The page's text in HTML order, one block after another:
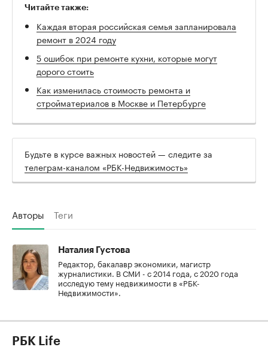
Читайте также:
Каждая вторая российская семья запланировала
ремонт в 2024 году
5 ошибок при ремонте кухни, которые могут
дорого стоить
Как изменилась стоимость ремонта и
стройматериалов в Москве и Петербурге
Будьте в курсе важных новостей — следите за
телеграм-каналом «РБК-Недвижимость»
Авторы Теги
Наталия Густова
Редактор, бакалавр экономики, магистр
журналистики. В СМИ - с 2014 года, с 2020 года
исследую тему недвижимости в «РБК-
Недвижимости».
РБК Life